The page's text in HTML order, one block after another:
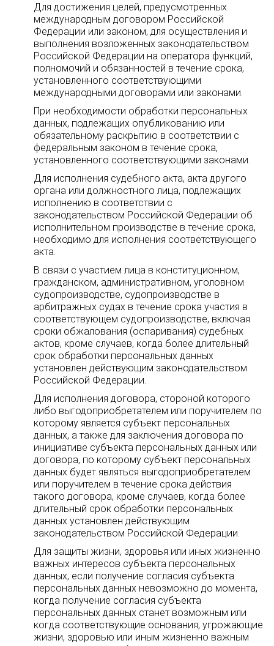
Для достижения целей, предусмотренных
международным договором Российской
Федерации или законом, для осуществления и
выполнения возложенных законодательством
Российской Федерации на оператора функций,
полномочий и обязанностей в течение срока,
установленного соответствующими
международными договорами или законами.
При необходимости обработки персональных
данных, подлежащих опубликованию или
обязательному раскрытию в соответствии с
федеральным законом в течение срока,
установленного соответствующими законами.
Для исполнения судебного акта, акта другого
органа или должностного лица, подлежащих
исполнению в соответствии с
законодательством Российской Федерации об
исполнительном производстве в течение срока,
необходимо для исполнения соответствующего
акта.
В связи с участием лица в конституционном,
гражданском, административном, уголовном
судопроизводстве, судопроизводстве в
арбитражных судах в течение срока участия в
соответствующем судопроизводстве, включая
сроки обжалования (оспаривания) судебных
актов, кроме случаев, когда более длительный
срок обработки персональных данных
установлен действующим законодательством
Российской Федерации.
Для исполнения договора, стороной которого
либо выгодоприобретателем или поручителем по
которому является субъект персональных
данных, а также для заключения договора по
инициативе субъекта персональных данных или
договора, по которому субъект персональных
данных будет являться выгодоприобретателем
или поручителем в течение срока действия
такого договора, кроме случаев, когда более
длительный срок обработки персональных
данных установлен действующим
законодательством Российской Федерации.
Для защиты жизни, здоровья или иных жизненно
важных интересов субъекта персональных
данных, если получение согласия субъекта
персональных данных невозможно до момента,
когда получение согласия субъекта
персональных данных станет возможным или
когда соответствующие основания, угрожающие
жизни, здоровью или иным жизненно важным